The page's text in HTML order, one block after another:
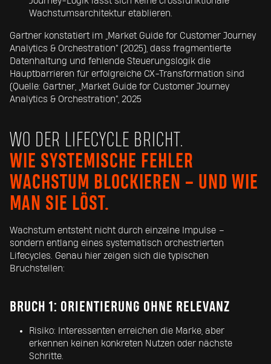
Wachstumsarchitektur etablieren.
Gartner konstatiert im „Market Guide for Customer Journey
Analytics & Orchestration“ (2025), dass fragmentierte
Datenhaltung und fehlende Steuerungslogik die
Hauptbarrieren für erfolgreiche CX-Transformation sind
(Quelle: Gartner, „Market Guide for Customer Journey
Analytics & Orchestration“, 2025
WO DER LIFECYCLE BRICHT.
WIE SYSTEMISCHE FEHLER
WACHSTUM BLOCKIEREN – UND WIE
MAN SIE LÖST.
Wachstum entsteht nicht durch einzelne Impulse –
sondern entlang eines systematisch orchestrierten
Lifecycles. Genau hier zeigen sich die typischen
Bruchstellen:
BRUCH 1: ORIENTIERUNG OHNE RELEVANZ
Risiko: Interessenten erreichen die Marke, aber
erkennen keinen konkreten Nutzen oder nächste
Schritte.